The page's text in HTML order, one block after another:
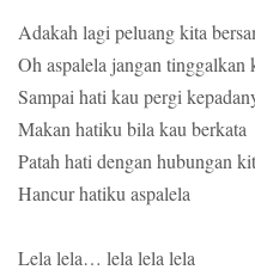
Adakah lagi peluang kita
Oh aspalela jangan tinggalkan
Sampai hati kau pergi
Makan hatiku bila kau berkata
Patah hati dengan hubungan
Hancur hatiku aspalela
Lela lela… lela lela lela